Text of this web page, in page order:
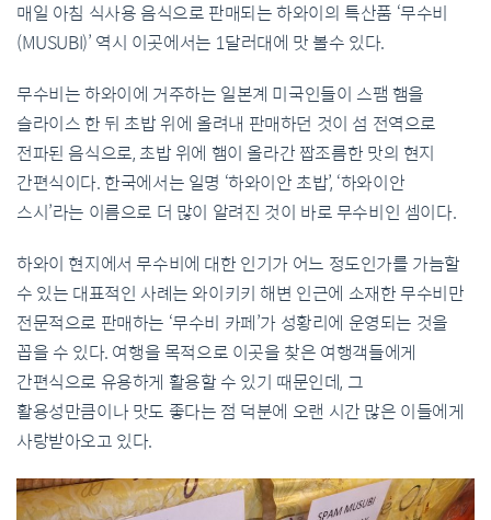
매일 아침 식사용음식으로 판매되는하와이의 특산품 ‘무수비
(MUSUBI)’ 역시 이곳에서는 1달러대에 맛 볼수 있다.
무수비는하와이에 거주하는 일본계 미국인들이 스팸 햄을
슬라이스 한 뒤 초밥 위에 올려내 판매하던 것이 섬 전역으로
전파된 음식으로,초밥 위에 햄이 올라간 짭조름한 맛의 현지
간편식이다. 한국에서는 일명 ‘하와이안 초밥’, ‘하와이안
스시’라는 이름으로 더 많이 알려진 것이 바로무수비인 셈이다.
하와이 현지에서 무수비에 대한 인기가 어느 정도인가를 가늠할
수 있는 대표적인 사례는 와이키키 해변 인근에 소재한무수비만
전문적으로 판매하는 ‘무수비 카페’가 성황리에 운영되는 것을
꼽을수 있다. 여행을목적으로 이곳을 찾은 여행객들에게
간편식으로 유용하게 활용할수 있기 때문인데, 그
활용성만큼이나 맛도 좋다는 점 덕분에 오랜 시간 많은 이들에게
사랑받아오고 있다.